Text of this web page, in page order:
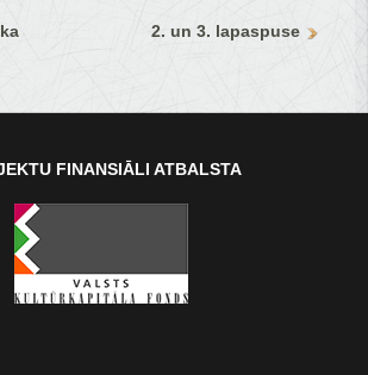
2. un 3. lapaspuse
FINANSIĀLI ATBALSTA